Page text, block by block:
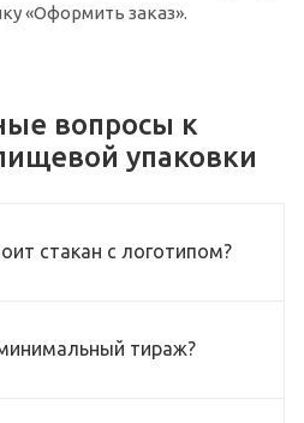
«Оформить заказ».
вопросы к
упаковки
стакан с логотипом?
тираж?